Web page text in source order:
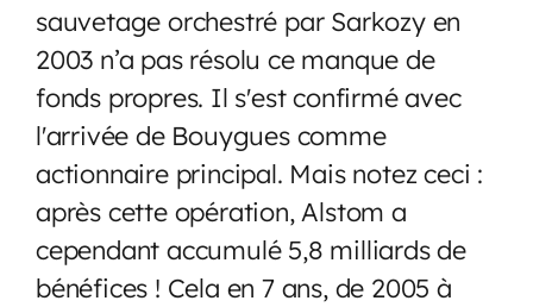
sauvetage orchestré par Sarkozy en
2003 n’a pas résolu ce manque de
fonds propres. Il s'est confirmé avec
l'arrivée de Bouygues comme
actionnaire principal. Mais notez ceci :
après cette opération, Alstom a
cependant accumulé 5,8 milliards de
bénéfices ! Cela en 7 ans, de 2005 à